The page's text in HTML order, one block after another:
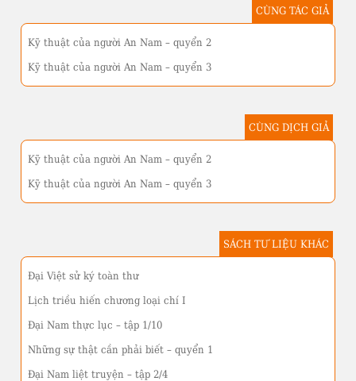
CÙNG TÁC GIẢ
Kỹ thuật của người An Nam – quyển 2
Kỹ thuật của người An Nam – quyển 3
CÙNG DỊCH GIẢ
Kỹ thuật của người An Nam – quyển 2
Kỹ thuật của người An Nam – quyển 3
SÁCH TƯ LIỆU KHÁC
Đại Việt sử ký toàn thư
Lịch triều hiến chương loại chí I
Đại Nam thực lục – tập 1/10
Những sự thật cần phải biết – quyển 1
Đại Nam liệt truyện – tập 2/4